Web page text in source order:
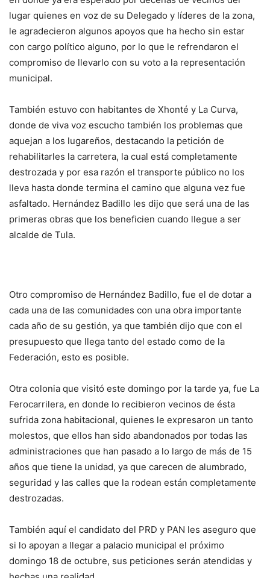
lugar quienes en voz de su Delegado y líderes de la zona,
le agradecieron algunos apoyos que ha hecho sin estar
con cargo político alguno, por lo que le refrendaron el
compromiso de llevarlo con su voto a la representación
municipal.
También estuvo con habitantes de Xhonté y La Curva,
donde de viva voz escucho también los problemas que
aquejan a los lugareños, destacando la petición de
rehabilitarles la carretera, la cual está completamente
destrozada y por esa razón el transporte público no los
lleva hasta donde termina el camino que alguna vez fue
asfaltado. Hernández Badillo les dijo que será una de las
primeras obras que los beneficien cuando llegue a ser
alcalde de Tula.
Otro compromiso de Hernández Badillo, fue el de dotar a
cada una de las comunidades con una obra importante
cada año de su gestión, ya que también dijo que con el
presupuesto que llega tanto del estado como de la
Federación, esto es posible.
Otra colonia que visitó este domingo por la tarde ya, fue La
Ferocarrilera, en donde lo recibieron vecinos de ésta
sufrida zona habitacional, quienes le expresaron un tanto
molestos, que ellos han sido abandonados por todas las
administraciones que han pasado a lo largo de más de 15
años que tiene la unidad, ya que carecen de alumbrado,
seguridad y las calles que la rodean están completamente
destrozadas.
También aquí el candidato del PRD y PAN les aseguro que
si lo apoyan a llegar a palacio municipal el próximo
domingo 18 de octubre, sus peticiones serán atendidas y